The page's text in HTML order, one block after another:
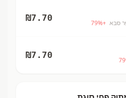
סבא +
79%
₪7.70
79
₪7.70